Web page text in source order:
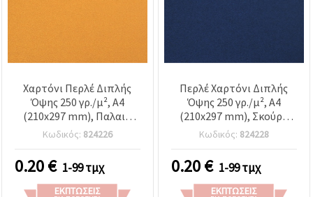
Χαρτόνι Περλέ Διπλής
Όψης 250 γρ./μ², A4
(210x297 mm), Παλαιό
Χρυσό - 1 τεμ.
Κωδικός: 824226
0.20€ 1-99 τμχ
ΕΚΠΤΏΣΕΙΣ
Περλέ Χαρτόνι Διπλής
Όψης 250 γρ./μ², A4
(210x297 mm), Σκούρο
Μπλε - 1 τεμ.
Κωδικός: 824228
0.20€ 1-99 τμχ
ΕΚΠΤΏΣΕΙΣ